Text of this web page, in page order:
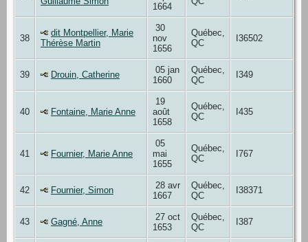
1664
38
dit Montpellier, Marie
Thérèse Martin
30
nov
1656
Québec,
QC
I36502
39 Drouin, Catherine
05 jan
1660
Québec,
QC
I349
40 Fontaine, Marie Anne
19
août
1658
Québec,
QC
I435
41 Fournier, Marie Anne
05
mai
1655
Québec,
QC
I767
42 Fournier, Simon
28 avr
1667
Québec,
QC
I38371
43 Gagné, Anne
27 oct
1653
Québec,
QC
I387